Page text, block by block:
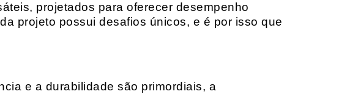
projetados para oferecer desempenho
projeto possui desafios únicos, e é por isso que
e a durabilidade são primordiais, a